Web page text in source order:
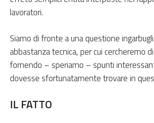
lavoratori.
Siamo di fronte a una questione
abbastanza tecnica, per cui cercheremo
fornendo – speriamo – spunti
dovesse sfortunatamente trovare in
IL FATTO